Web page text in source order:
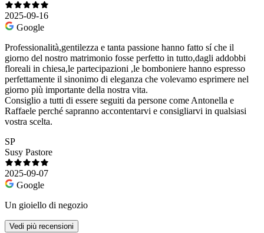
2025-09-16
Google
Professionalità,gentilezza e tanta passione hanno fatto sí che il
giorno del nostro matrimonio fosse perfetto in tutto,dagli addobbi
floreali in chiesa,le partecipazioni ,le bomboniere hanno espresso
perfettamente il sinonimo di eleganza che volevamo esprimere nel
giorno più importante della nostra vita.
Consiglio a tutti di essere seguiti da persone come Antonella e
Raffaele perché sapranno accontentarvi e consigliarvi in qualsiasi
vostra scelta.
SP
Susy Pastore
2025-09-07
Google
Un gioiello di negozio
Vedi più recensioni